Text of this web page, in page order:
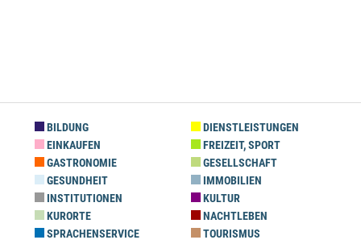
BILDUNG
DIENSTLEISTUNGEN
EINKAUFEN
FREIZEIT, SPORT
GASTRONOMIE
GESELLSCHAFT
GESUNDHEIT
IMMOBILIEN
INSTITUTIONEN
KULTUR
KURORTE
NACHTLEBEN
SPRACHENSERVICE
TOURISMUS